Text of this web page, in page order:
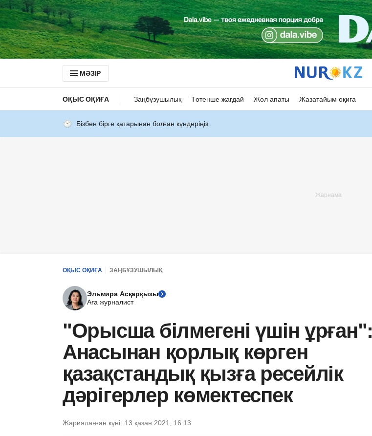
МӘЗІР
ОҚЫС ОҚИҒА Заңбұзушылық Төтенше жағдай Жол апаты Жазатайым оқиға
Бізбен бірге қатарынан болған күндеріңіз
ОҚЫС ОҚИҒА ЗАҢБҰЗУШЫЛЫҚ
Эльмира Асқарқызы
Аға журналист
"Орысша білмегені үшін ұрған":
Анасынан қорлық көрген
қазақстандық қызға ресейлік
дәрігерлер көмектеспек
Жарияланған күні: 13 қазан 2021, 16:13